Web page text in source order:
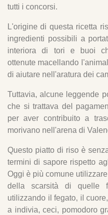
tutti i concorsi.
L'origine di questa ricetta
ingredienti possibili a
interiora di tori e buoi
ottenute macellando
di aiutare nell'aratura dei
Tuttavia, alcune leggende
che si trattava del
per aver contribuito a
morivano nell'arena di
Questo piatto di riso è
termini di sapore rispetto
Oggi è più comune
della scarsità di quelle
utilizzando il fegato, il
a indivia, ceci, pomodoro